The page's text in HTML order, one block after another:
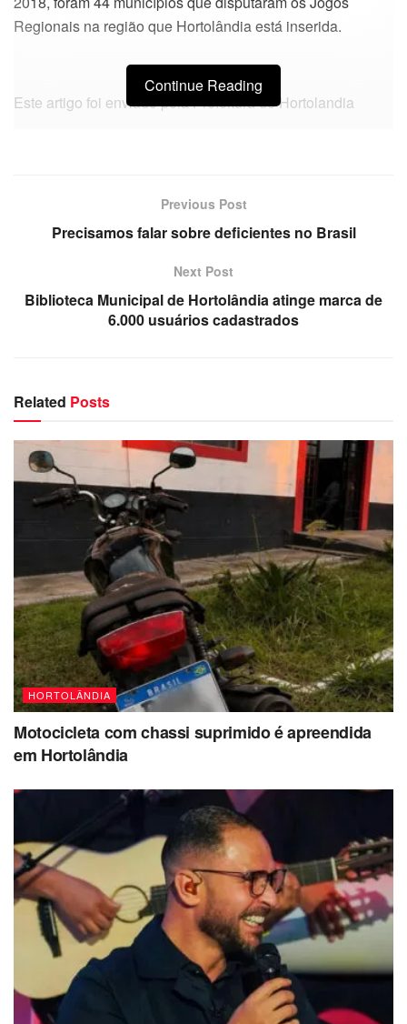
Regionais na região que Hortolândia está inserida.
Este artigo foi enviado pela Prefeitura de Hortolandia
Continue Reading
Previous Post
Precisamos falar sobre deficientes no Brasil
Next Post
Biblioteca Municipal de Hortolândia atinge marca de
6.000 usuários cadastrados
Related Posts
HORTOLÂNDIA
Motocicleta com chassi suprimido é apreendida
em Hortolândia